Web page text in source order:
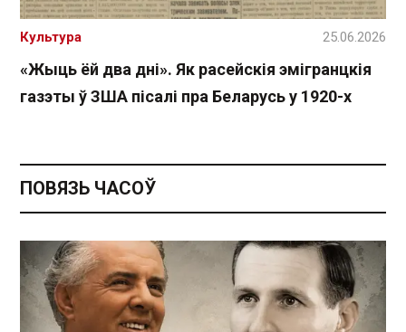
«Жыць ёй два дні». Як расейскія эмігранцкія
газэты ў ЗША пісалі пра Беларусь у 1920-х
Культура 25.06.2026
ПОВЯЗЬ ЧАСОЎ